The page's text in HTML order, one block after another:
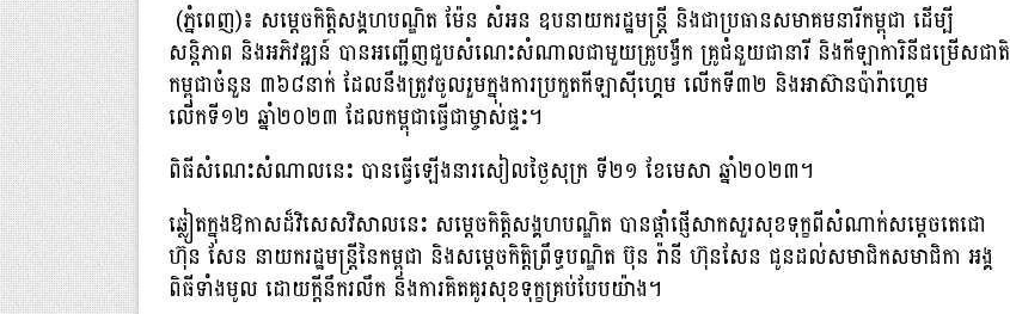
(ភ្នំពេញ)៖ សម្តេចកិត្តិសង្គហបណ្ឌិត ម៉ែន សំអន ឧបនាយករដ្ឋមន្រ្តី និងជាប្រធានសមាគមនារីកម្ពុជា ដើម្បី
សន្តិភាព និងអភិវឌ្ឍន៍ បានអញ្ជើញជួបសំណេះសំណាលជាមួយគ្រូបង្វឹក គ្រូជំនួយជានារី និងកីឡាការិនីជម្រើសជាតិ
កម្ពុជាចំនួន ៣៦៨នាក់ ដែលនឹងត្រូវចូលរួមក្នុងការប្រកួតកីឡាស៊ីហ្គេម លើកទី៣២ និងអាស៊ានប៉ារ៉ាហ្គេម
លើកទី១២ ឆ្នាំ២០២៣ ដែលកម្ពុជាធ្វើជាម្ចាស់ផ្ទះ។
ពិធីសំណេះសំណាលនេះ បានធ្វើឡើងនារសៀលថ្ងៃសុក្រ ទី២១ ខែមេសា ឆ្នាំ២០២៣។
ឆ្លៀតក្នុងឱកាសដ៏វិសេសវិសាលនេះ សម្តេចកិត្តិសង្គហបណ្ឌិត បានផ្តាំផ្ញើសាកសួរសុខទុក្ខពីសំណាក់សម្តេចតេជោ
ហ៊ុន សែន នាយករដ្ឋមន្រ្តីនៃកម្ពុជា និងសម្តេចកិត្តិព្រឹទ្ធបណ្ឌិត ប៊ុន រ៉ានី ហ៊ុនសែន ជូនដល់សមាជិកសមាជិកា អង្គ
ពិធីទាំងមូល ដោយក្តីនឹករលឹក និងការគិតគូរសុខទុក្ខគ្រប់បែបយ៉ាង។